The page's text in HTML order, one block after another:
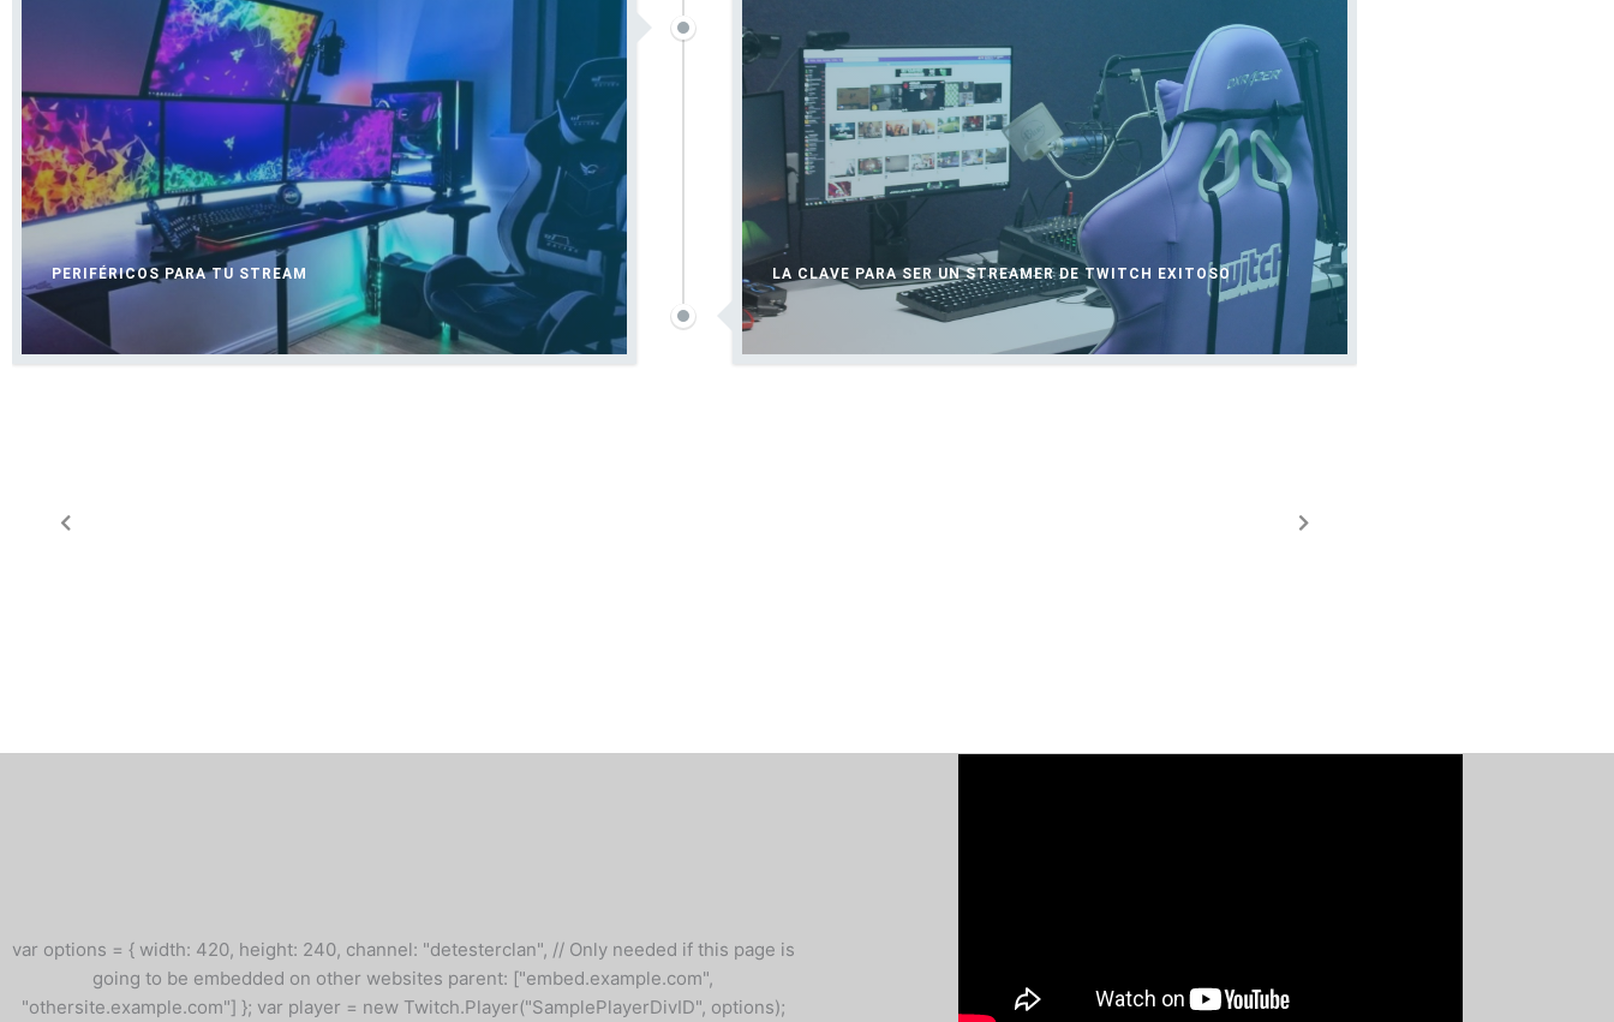
PERIFÉRICOS PARA TU STREAM LA CLAVE PARA SER UN STREAMER DE TWITCH EXITOSO
var options = { width: 420, height: 240, channel: "detesterclan", // Only needed if this page is
going to be embedded on other websites parent: ["embed.example.com",
"othersite.example.com"] }; var player = new Twitch.Player("SamplePlayerDivID", options);